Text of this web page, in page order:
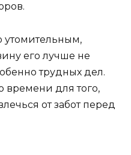
утомительным,
его лучше не
трудных дел.
времени для того,
от забот перед